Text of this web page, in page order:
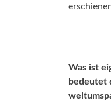
Was ist
bedeutet